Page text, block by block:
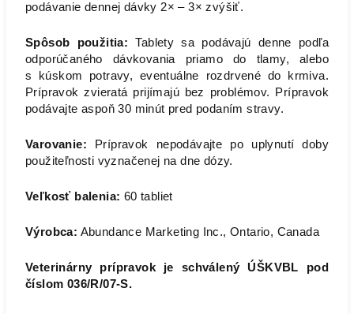
podávanie dennej dávky 2× – 3× zvýšiť.
Spôsob použitia: Tablety sa podávajú denne podľa
odporúčaného dávkovania priamo do tlamy, alebo
s kúskom potravy, eventuálne rozdrvené do krmiva.
Prípravok zvieratá prijímajú bez problémov. Prípravok
podávajte aspoň 30 minút pred podaním stravy.
Varovanie: Prípravok nepodávajte po uplynutí doby
použiteľnosti vyznačenej na dne dózy.
Veľkosť balenia: 60 tabliet
Výrobca: Abundance Marketing Inc., Ontario, Canada
Veterinárny prípravok je schválený ÚŠKVBL pod
číslom 036/R/07-S.